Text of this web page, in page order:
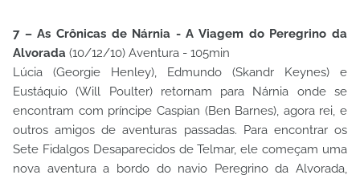
7 – As Crônicas de Nárnia - A Viagem do Peregrino da
Alvorada (10/12/10) Aventura - 105min
Lúcia (Georgie Henley), Edmundo (Skandr Keynes) e
Eustáquio (Will Poulter) retornam para Nárnia onde se
encontram com príncipe Caspian (Ben Barnes), agora rei, e
outros amigos de aventuras passadas. Para encontrar os
Sete Fidalgos Desaparecidos de Telmar, ele começam uma
nova aventura a bordo do navio Peregrino da Alvorada,